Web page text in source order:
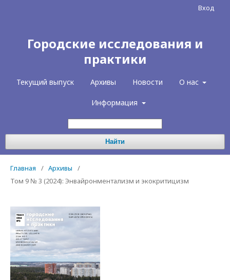
Городские исследования и
практики
Текущий выпуск Архивы Новости О нас
Информация
Найти
Вход
Главная / Архивы
/
Том 9 № 3 (2024): Энвайронментализм и экокритицизм